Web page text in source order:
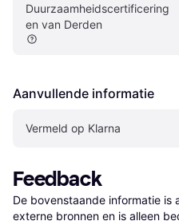
Duurzaamheidscertificering
en van Derden
Aanvullende informatie
Vermeld op Klarna
Feedback
De bovenstaande informatie is
externe bronnen en is alleen